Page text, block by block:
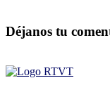
Déjanos tu